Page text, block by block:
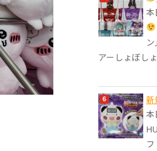
本
アーしょぼし
新
本